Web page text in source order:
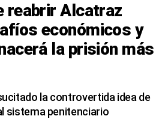
reabrir Alcatraz
económicos y
la prisión más
la controvertida idea de
sistema penitenciario